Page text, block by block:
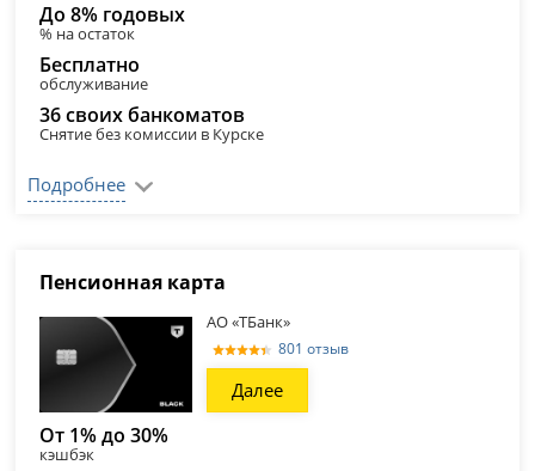
До 8% годовых
% на остаток
Бесплатно
обслуживание
36 своих банкоматов
Снятие без комиссии в Курске
Подробнее
Пенсионная карта
АО «ТБанк»
801 отзыв
Далее
От 1% до 30%
кэшбэк